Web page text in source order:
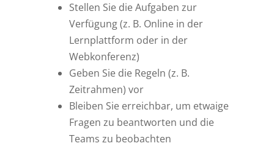
Stellen Sie die Aufgaben zur
Verfügung (z. B. Online in der
Lernplattform oder in der
Webkonferenz)
Geben Sie die Regeln (z. B.
Zeitrahmen) vor
Bleiben Sie erreichbar, um etwaige
Fragen zu beantworten und die
Teams zu beobachten